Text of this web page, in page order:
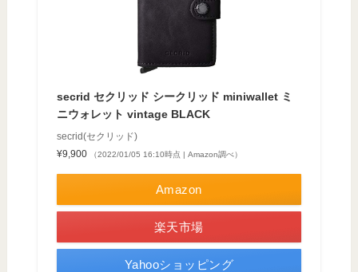
secrid セクリッド シークリッド miniwallet ミ
ニウォレット vintage BLACK
secrid(セクリッド)
¥9,900
（2022/01/05 16:10時点 | Amazon調べ）
Amazon
楽天市場
Yahooショッピング